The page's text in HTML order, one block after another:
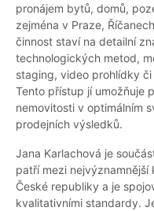
pronájem bytů, domů,
zejména v Praze,
činnost staví na detailní
technologických metod,
staging, video prohlídky
Tento přístup jí umožňuje
nemovitosti v optimálním
prodejních výsledků.
Jana Karlachová je
patří mezi nejvýznamnější
České republiky a je
kvalitativními standardy.